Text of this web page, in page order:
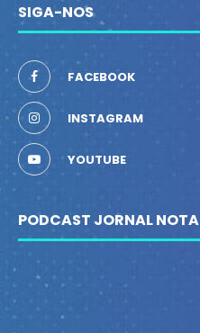
SIGA-NOS
FACEBOOK
INSTAGRAM
YOUTUBE
PODCAST JORNAL NOTA